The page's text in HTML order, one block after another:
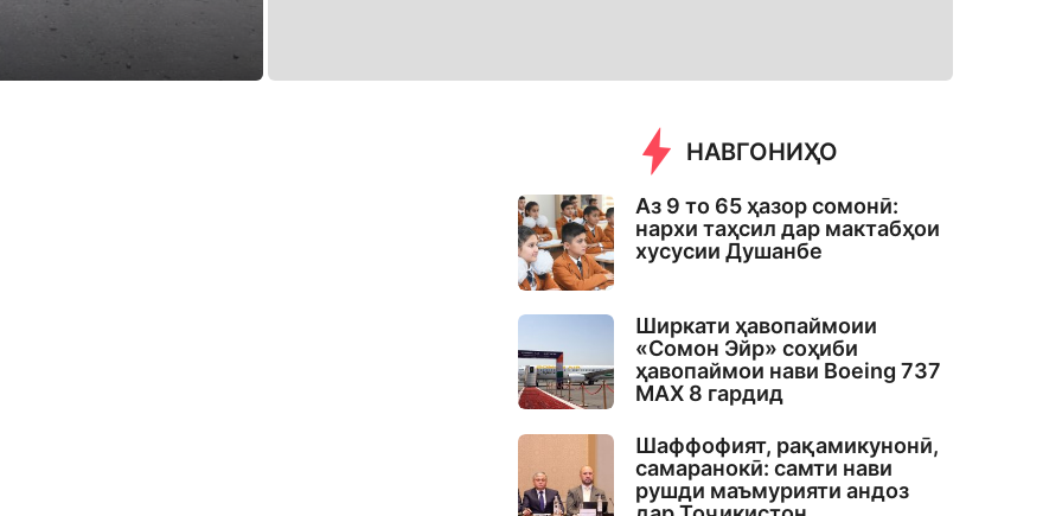
НАВГОНИҲО
Аз 9 то 65 ҳазор сомонӣ:
нархи таҳсил дар мактабҳои
хусусии Душанбе
Ширкати ҳавопаймоии
«Сомон Эйр» соҳиби
ҳавопаймои нави Boeing 737
MAX 8 гардид
Шаффофият, рақамикунонӣ,
самаранокӣ: самти нави
рушди маъмурияти андоз